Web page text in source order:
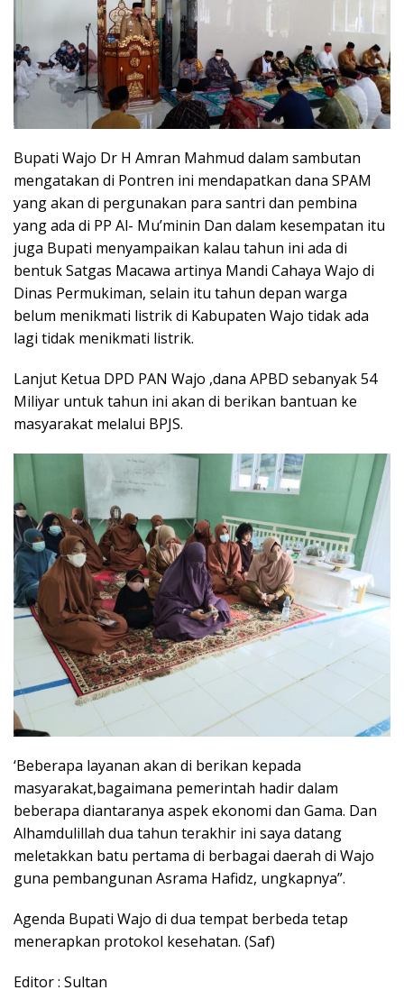
Bupati Wajo Dr H Amran Mahmud dalam sambutan
mengatakan di Pontren ini mendapatkan dana SPAM
yang akan di pergunakan para santri dan pembina
yang ada di PP Al- Mu’minin Dan dalam kesempatan itu
juga Bupati menyampaikan kalau tahun ini ada di
bentuk Satgas Macawa artinya Mandi Cahaya Wajo di
Dinas Permukiman, selain itu tahun depan warga
belum menikmati listrik di Kabupaten Wajo tidak ada
lagi tidak menikmati listrik.
Lanjut Ketua DPD PAN Wajo ,dana APBD sebanyak 54
Miliyar untuk tahun ini akan di berikan bantuan ke
masyarakat melalui BPJS.
‘Beberapa layanan akan di berikan kepada
masyarakat,bagaimana pemerintah hadir dalam
beberapa diantaranya aspek ekonomi dan Gama. Dan
Alhamdulillah dua tahun terakhir ini saya datang
meletakkan batu pertama di berbagai daerah di Wajo
guna pembangunan Asrama Hafidz, ungkapnya”.
Agenda Bupati Wajo di dua tempat berbeda tetap
menerapkan protokol kesehatan. (Saf)
Editor : Sultan